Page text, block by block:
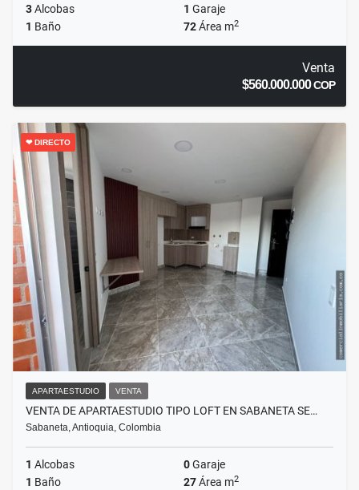
3Alcobas 1 Garaje
1 Baño 72Área m2
Venta
$560.000.000COP
❤ DIRECTO
APARTAESTUDIO VENTA
VENTA DE APARTAESTUDIO TIPO LOFT EN SABANETA SE…
Sabaneta, Antioquia, Colombia
1 Alcobas 0Garaje
1 Baño 27Área m2